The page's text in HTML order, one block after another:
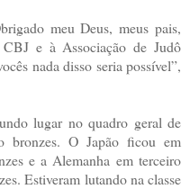
meu Deus, meus pais,
e à Associação de Judô
nada disso seria possível”,
lugar no quadro geral de
bronzes. O Japão ficou em
e a Alemanha em terceiro
Estiveram lutando na classe